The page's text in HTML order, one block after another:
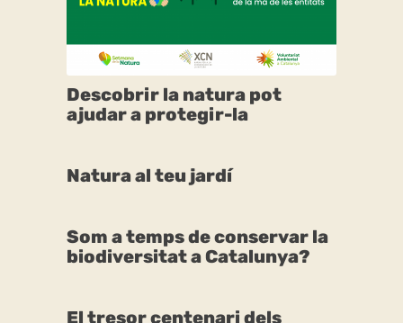
Descobrir la natura pot
ajudar a protegir-la
Natura al teu jardí
Som a temps de conservar la
biodiversitat a Catalunya?
El tresor centenari dels